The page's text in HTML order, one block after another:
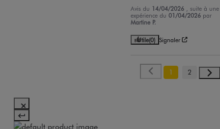
Avis du 14/04/2026
, suite à une
expérience du01/04/2026 par
Martine P.
Utile(0) Signaler
1 2